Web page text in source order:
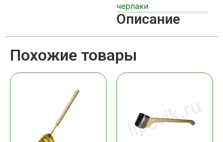
черпаки
Описание
Похожие товары